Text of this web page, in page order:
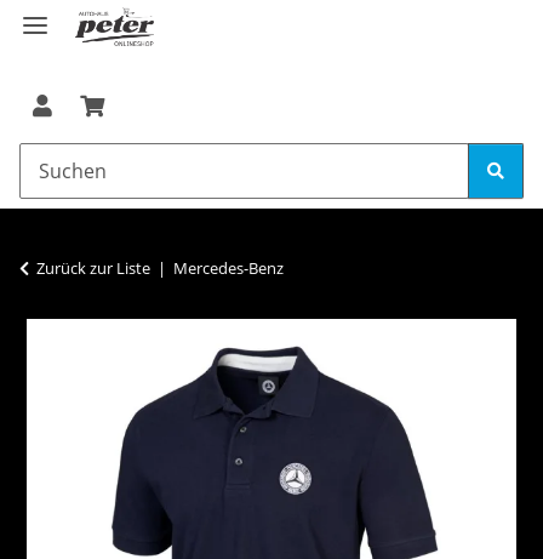
Zurück zur Liste Mercedes-Benz